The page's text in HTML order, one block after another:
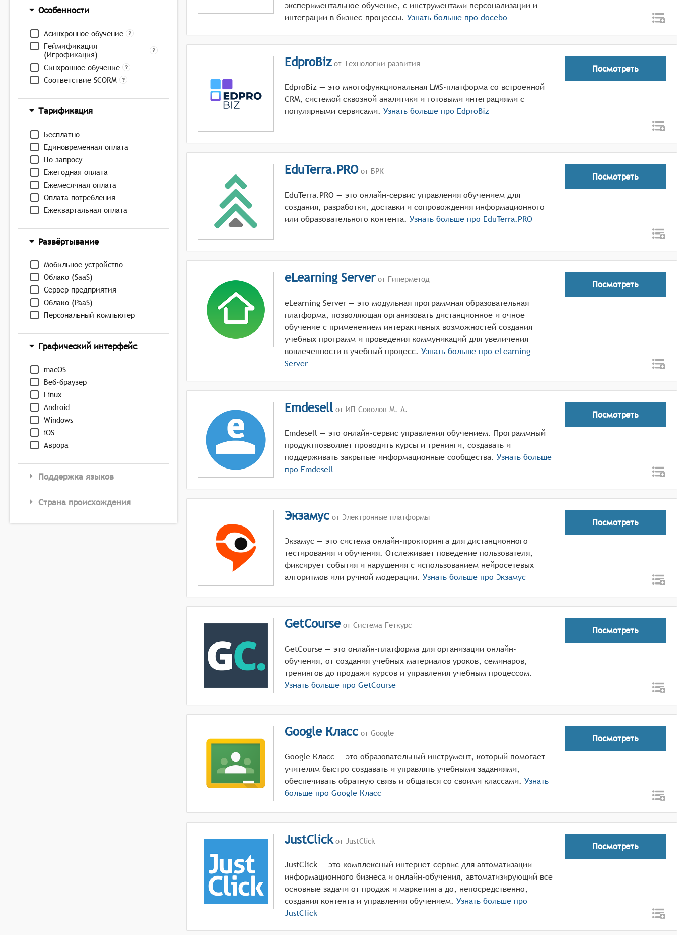
Особенности
Асинхронное обучение
Геймификация
(Игрофикация)
Синхронное обучение
Соответствие SCORM
Тарификация
Бесплатно
Единовременная оплата
По запросу
Ежегодная оплата
Ежемесячная оплата
Оплата потребления
Ежеквартальная оплата
Развёртывание
Мобильное устройство
Облако (SaaS)
Сервер предприятия
Облако (PaaS)
Персональный компьютер
Графический интерфейс
macOS
Веб-браузер
Linux
Android
Windows
iOS
Аврора
Поддержка языков
Страна происхождения
экспериментальное обучение, с инструментами персонализации и
интеграции в бизнес-процессы. Узнать больше про docebo
EdproBizот Технологии развития
EdproBiz — это многофункциональная LMS-платформа со встроенной
CRM, системой сквозной аналитики и готовыми интеграциями с
популярными сервисами. Узнать больше про EdproBiz
Посмотреть
EduTerra.PROот БРК
EduTerra.PRO — это онлайн-сервис управления обучением для
создания, разработки, доставки и сопровождения информационного
или образовательного контента. Узнать больше про EduTerra.PRO
Посмотреть
eLearning Serverот Гиперметод
eLearning Server — это модульная программная образовательная
платформа, позволяющая организовать дистанционное и очное
обучение с применением интерактивных возможностей создания
учебных программ и проведения коммуникаций для увеличения
вовлеченности в учебный процесс. Узнать больше про eLearning
Server
Посмотреть
Emdesell от ИП Соколов М. А.
Emdesell — это онлайн-сервис управления обучением. Программный
продуктпозволяет проводить курсы и тренинги, создавать и
поддерживать закрытые информационные сообщества. Узнать больше
про Emdesell
Посмотреть
Экзамусот Электронные платформы
Экзамус — это система онлайн-прокторинга для дистанционного
тестирования и обучения. Отслеживает поведение пользователя,
фиксирует события и нарушения с использованием нейросетевых
алгоритмов или ручной модерации. Узнать больше про Экзамус
Посмотреть
GetCourseот Система Геткурс
GetCourse — это онлайн-платформа для организации онлайн-
обучения, от создания учебных материалов уроков, семинаров,
тренингов до продажи курсов и управления учебным процессом.
Узнать больше про GetCourse
Посмотреть
Google Классот Google
Google Класс — это образовательный инструмент, который помогает
учителям быстро создавать и управлять учебными заданиями,
обеспечивать обратную связь и общаться со своими классами. Узнать
больше про Google Класс
Посмотреть
JustClickот JustClick
JustClick — это комплексный интернет-сервис для автоматизации
информационного бизнеса и онлайн-обучения, автоматизирующий все
основные задачи от продаж и маркетинга до, непосредственно,
создания контента и управления обучением. Узнать больше про
JustClick
Посмотреть